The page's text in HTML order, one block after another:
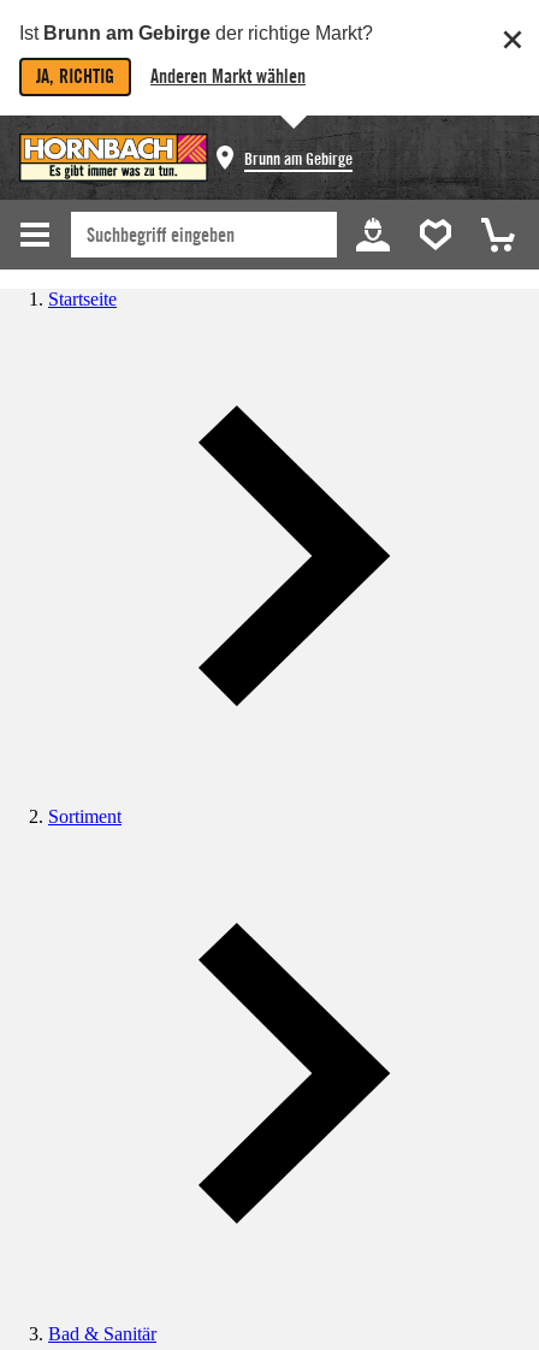
Ist Brunn am Gebirge der richtige Markt?
JA, RICHTIG Anderen Markt wählen
Brunn am Gebirge
Startseite
Sortiment
Bad & Sanitär